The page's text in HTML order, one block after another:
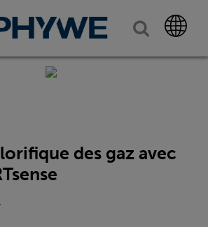
des gaz avec